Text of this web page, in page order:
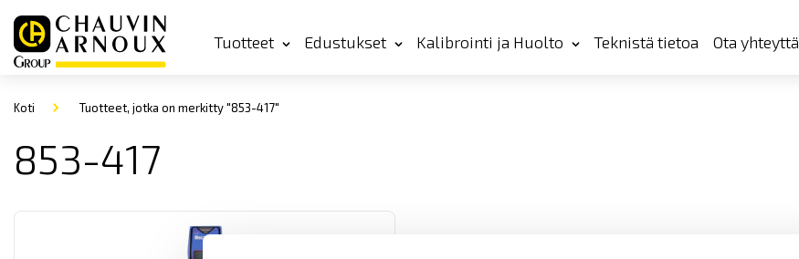
Tuotteet Edustukset Kalibrointi ja Huolto Teknistä tietoa Ota yhteyttä
Koti Tuotteet, jotka on merkitty "853-417"
853-417